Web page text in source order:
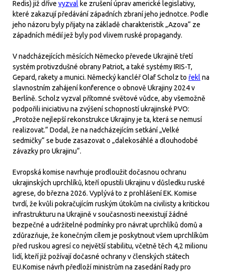
Redis) již dříve vyzval ke zrušení úprav americké legislativy,
které zakazují předávání západních zbraní jeho jednotce. Podle
jeho názoru byly přijaty na základě charakteristik „Azova“ ze
západních médií jež byly pod vlivem ruské propagandy.
V nadcházejících měsících Německo převede Ukrajině třetí
systém protivzdušné obrany Patriot, a také systémy IRIS-T,
Gepard, rakety a munici. Německý kancléř Olaf Scholz to řekl na
slavnostním zahájení konference o obnově Ukrajiny 2024 v
Berlíně. Scholz vyzval přítomné světové vůdce, aby všemožně
podpořili iniciativu na zvýšení schopností ukrajinské PVO:
„Protože nejlepší rekonstrukce Ukrajiny je ta, která se nemusí
realizovat.“ Dodal, že na nadcházejícím setkání „Velké
sedmičky“ se bude zasazovat o „dalekosáhlé a dlouhodobé
závazky pro Ukrajinu“.
Evropská komise navrhuje prodloužit dočasnou ochranu
ukrajinských uprchlíků, kteří opustili Ukrajinu v důsledku ruské
agrese, do března 2026. Vyplývá to z prohlášení EK. Komise
tvrdí, že kvůli pokračujícím ruským útokům na civilisty a kritickou
infrastrukturu na Ukrajině v současnosti neexistují žádné
bezpečné a udržitelné podmínky pro návrat uprchlíků domů a
zdůrazňuje, že konečným cílem je poskytnout všem uprchlíkům
před ruskou agresí co největší stabilitu, včetně těch 4,2 milionu
lidí, kteří již požívají dočasné ochrany v členských státech
EU.Komise návrh předloží ministrům na zasedání Rady pro